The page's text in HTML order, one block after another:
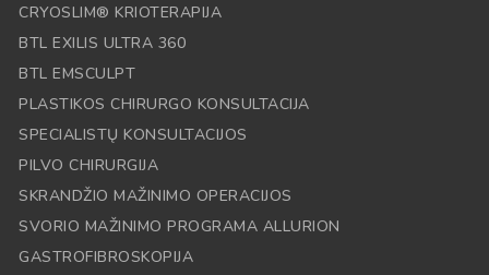
CRYOSLIM® KRIOTERAPIJA
BTL EXILIS ULTRA 360
BTL EMSCULPT
PLASTIKOS CHIRURGO KONSULTACIJA
SPECIALISTŲ KONSULTACIJOS
PILVO CHIRURGIJA
SKRANDŽIO MAŽINIMO OPERACIJOS
SVORIO MAŽINIMO PROGRAMA ALLURION
GASTROFIBROSKOPIJA